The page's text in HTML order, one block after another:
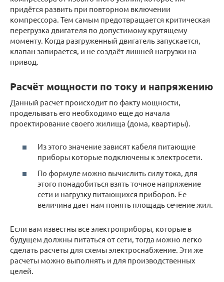
придётся развить при повторном включении
компрессора. Тем самым предотвращается критическая
перегрузка двигателя по допустимому крутящему
моменту. Когда разгруженный двигатель запускается,
клапан запирается, и не создаёт лишней нагрузки на
привод.
Расчёт мощности по току и напряжению
Данный расчет происходит по факту мощности,
проделывать его необходимо еще до начала
проектирование своего жилища (дома, квартиры).
Из этого значение зависят кабеля питающие
приборы которые подключены к электросети.
По формуле можно вычислить силу тока, для
этого понадобиться взять точное напряжение
сети и нагрузку питающихся приборов. Ее
величина дает нам понять площадь сечение жил.
Если вам известны все электроприборы, которые в
будущем должны питаться от сети, тогда можно легко
сделать расчеты для схемы электроснабжение. Эти же
расчеты можно выполнять и для производственных
целей.